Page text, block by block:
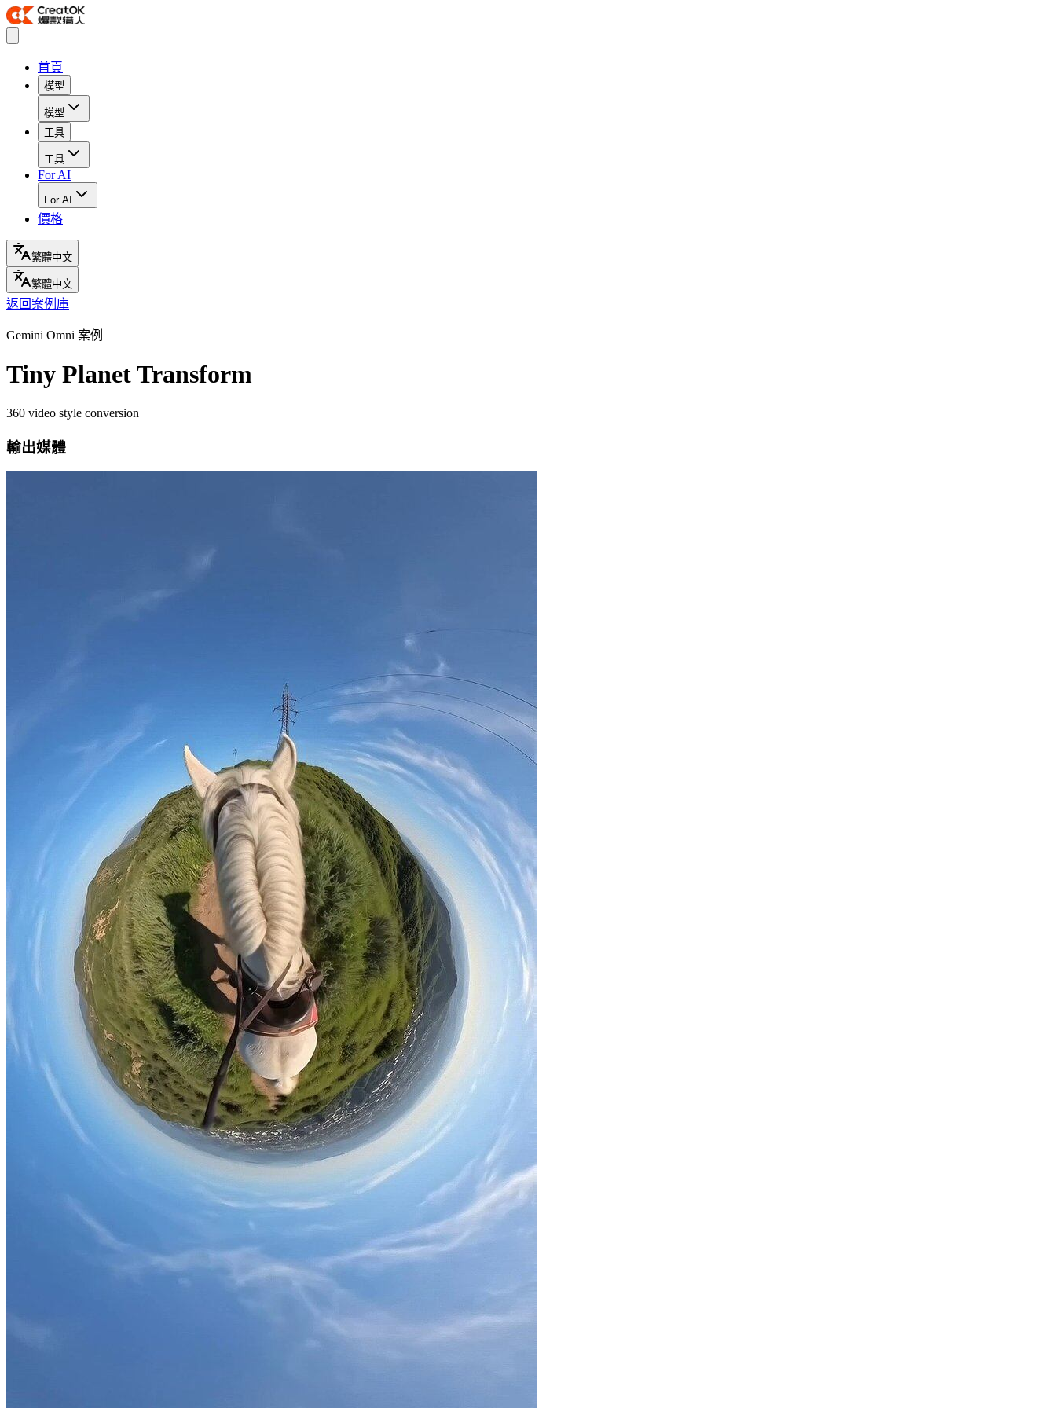
首頁
模型
模型
工具
工具
For AI
For AI
價格
繁體中文
繁體中文
返回案例庫
Gemini Omni 案例
Tiny Planet Transform
360 video style conversion
輸出媒體